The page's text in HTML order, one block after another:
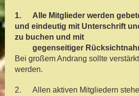
1. Alle Mitglieder werden
und eindeutig mit Unterschrift
zu buchen und mit
gegenseitiger
Bei großem Andrang sollte
werden.
2. Allen aktiven Mitgliedern